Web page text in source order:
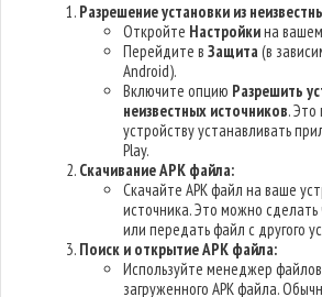
Разрешение установки из
Откройте Настройкина
Перейдите вЗащита(в
Android).
Включите опцию Разрешить
неизвестных источников.
устройству устанавливать
Play.
Скачивание APK файла:
Скачайте APK файл на ваше
источника. Это можно сделать
или передать файл с другого
Поиск и открытие APK файла:
Используйте менеджер
загруженного APK файла.